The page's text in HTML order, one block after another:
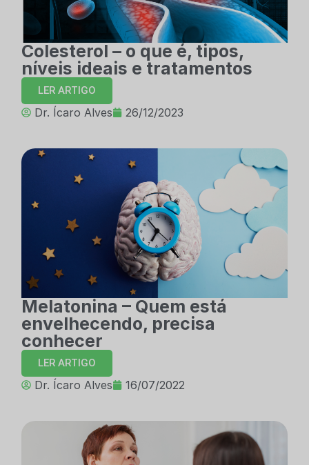
Colesterol – o que é, tipos,
níveis ideais e tratamentos
LER ARTIGO
Dr. Ícaro Alves 26/12/2023
Melatonina – Quem está
envelhecendo, precisa
conhecer
LER ARTIGO
Dr. Ícaro Alves 16/07/2022